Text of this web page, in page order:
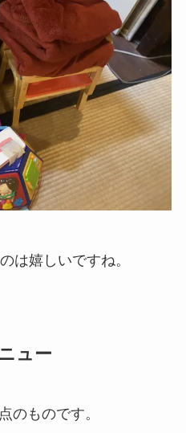
は嬉しいですね。
ュー
のものです。